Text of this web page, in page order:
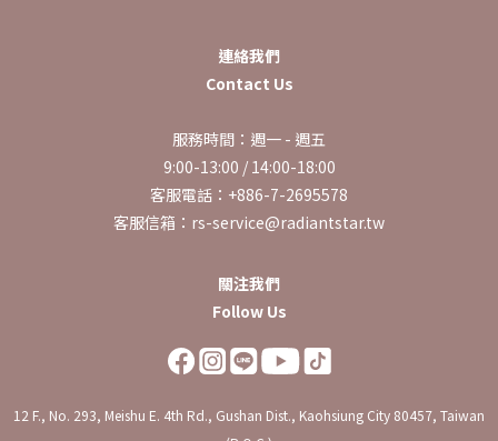
連絡我們
Contact Us
服務時間：週一 - 週五
9:00-13:00 / 14:00-18:00
客服電話：+886-7-2695578
客服信箱：rs-service@radiantstar.tw
關注我們
Follow Us
12 F., No. 293, Meishu E. 4th Rd., Gushan Dist., Kaohsiung City 80457, Taiwan